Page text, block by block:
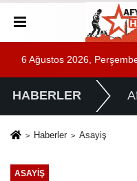
6 Ağustos 2026,
HABERLER
Haberler Asayiş
ASAYIŞ